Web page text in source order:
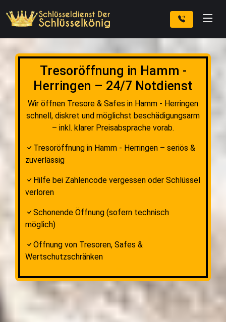
Tresoröffnung in Hamm -
Herringen – 24/7 Notdienst
Wir öffnen Tresore & Safes in Hamm - Herringen
schnell, diskret und möglichst beschädigungsarm
– inkl. klarer Preisabsprache vorab.
Tresoröffnung in Hamm - Herringen – seriös &
zuverlässig
Hilfe bei Zahlencode vergessen oder Schlüssel
verloren
Schonende Öffnung (sofern technisch
möglich)
Öffnung von Tresoren, Safes &
Wertschutzschränken